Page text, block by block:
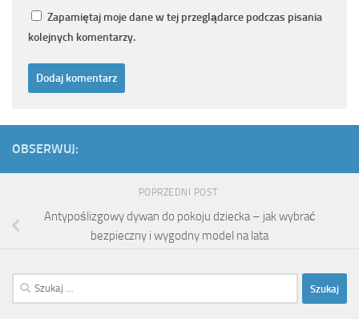
Zapamiętaj moje dane w tej przeglądarce podczas pisania
kolejnych komentarzy.
OBSERWUJ:
POPRZEDNI POST
Antypoślizgowy dywan do pokoju dziecka – jak wybrać
bezpieczny i wygodny model na lata
Szukaj: